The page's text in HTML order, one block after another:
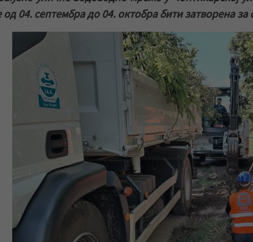
од 04. септембра до 04. октобра бити затворена за